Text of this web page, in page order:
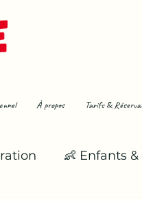
À propos Tarifs &
👶 Enfants